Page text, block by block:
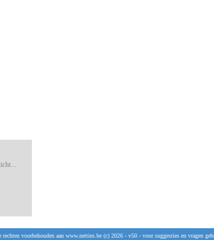
rechten voorbehouden aan www.netties.be (c) 2026 - v50 - voor suggesties en vragen